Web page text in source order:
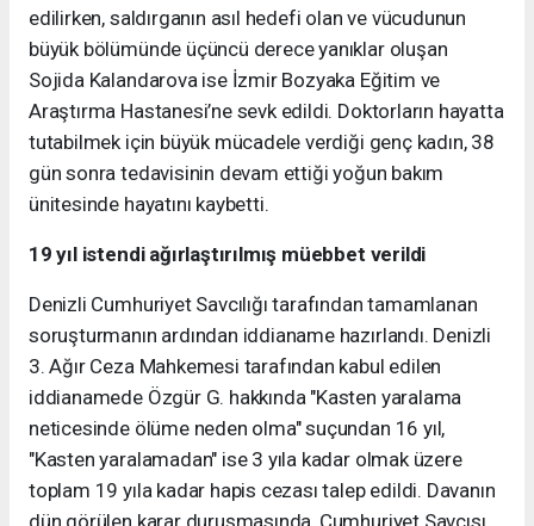
edilirken, saldırganın asıl hedefi olan ve vücudunun
büyük bölümünde üçüncü derece yanıklar oluşan
Sojida Kalandarova ise İzmir Bozyaka Eğitim ve
Araştırma Hastanesi’ne sevk edildi. Doktorların hayatta
tutabilmek için büyük mücadele verdiği genç kadın, 38
gün sonra tedavisinin devam ettiği yoğun bakım
ünitesinde hayatını kaybetti.
19 yıl istendi ağırlaştırılmış müebbet verildi
Denizli Cumhuriyet Savcılığı tarafından tamamlanan
soruşturmanın ardından iddianame hazırlandı. Denizli
3. Ağır Ceza Mahkemesi tarafından kabul edilen
iddianamede Özgür G. hakkında "Kasten yaralama
neticesinde ölüme neden olma" suçundan 16 yıl,
"Kasten yaralamadan" ise 3 yıla kadar olmak üzere
toplam 19 yıla kadar hapis cezası talep edildi. Davanın
dün görülen karar duruşmasında, Cumhuriyet Savcısı